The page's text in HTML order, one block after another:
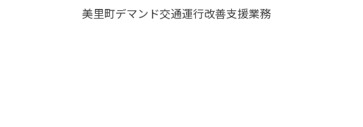
美里町デマンド交通運行改善支援業務